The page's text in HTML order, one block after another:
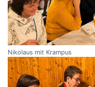
Nikolaus mit Krampus